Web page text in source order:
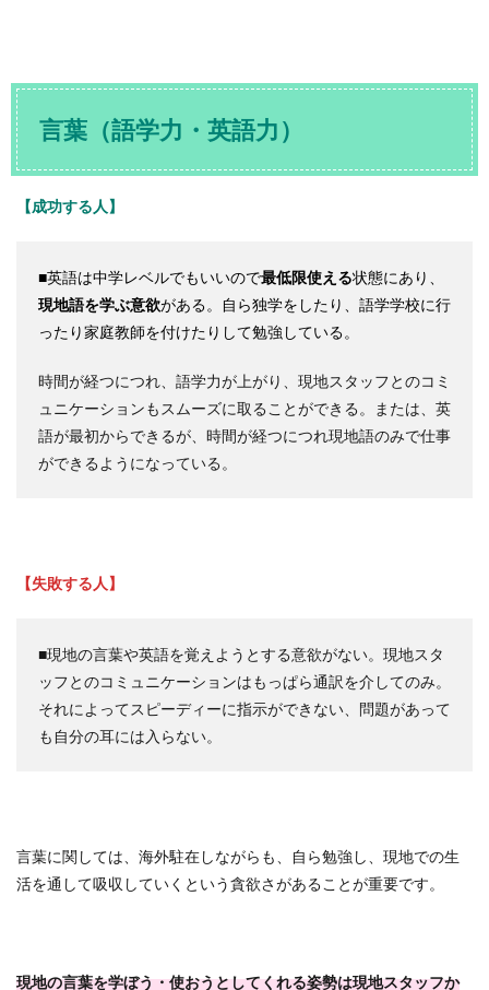
言葉（語学力・英語力）
【成功する人】
■英語は中学レベルでもいいので最低限使える状態にあり、
現地語を学ぶ意欲がある。自ら独学をしたり、語学学校に行
ったり家庭教師を付けたりして勉強している。
時間が経つにつれ、語学力が上がり、現地スタッフとのコミ
ュニケーションもスムーズに取ることができる。または、英
語が最初からできるが、時間が経つにつれ現地語のみで仕事
ができるようになっている。
【失敗する人】
■現地の言葉や英語を覚えようとする意欲がない。現地スタ
ッフとのコミュニケーションはもっぱら通訳を介してのみ。
それによってスピーディーに指示ができない、問題があって
も自分の耳には入らない。
言葉に関しては、海外駐在しながらも、自ら勉強し、現地での生
活を通して吸収していくという貪欲さがあることが重要です。
現地の言葉を学ぼう・使おうとしてくれる姿勢は現地スタッフか